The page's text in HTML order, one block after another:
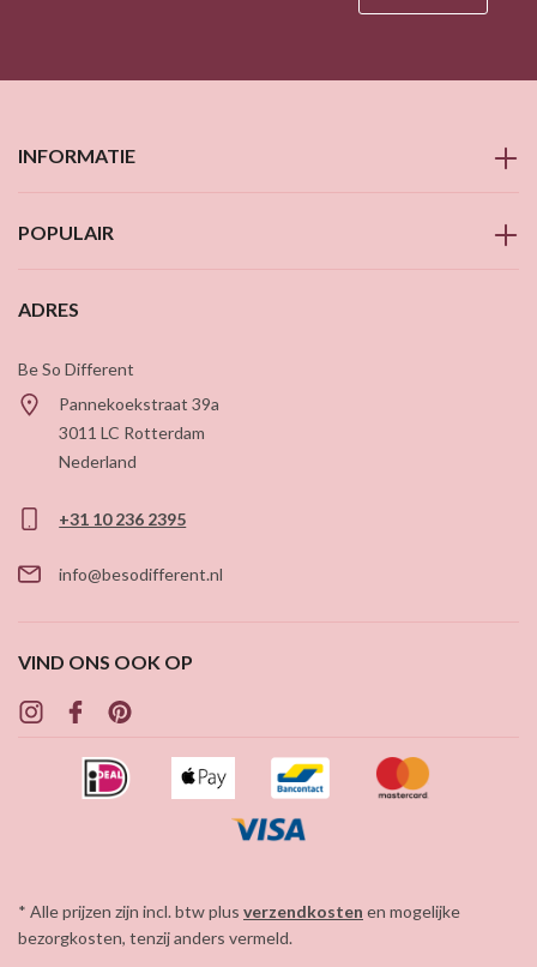
INFORMATIE
POPULAIR
ADRES
Be So Different
Pannekoekstraat 39a
3011 LC Rotterdam
Nederland
+31 10 236 2395
info@besodifferent.nl
VIND ONS OOK OP
* Alle prijzen zijn incl. btw plus verzendkosten en mogelijke
bezorgkosten, tenzij anders vermeld.